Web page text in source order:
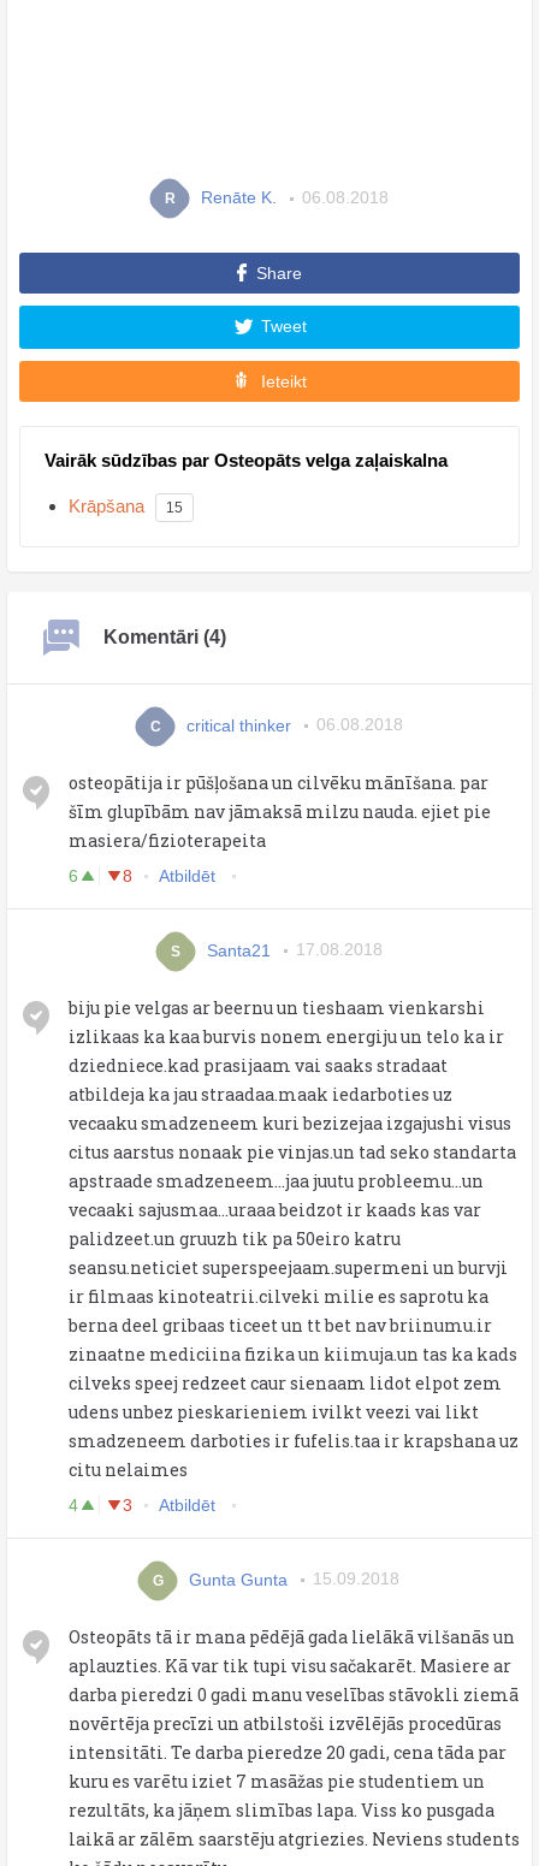
R Renāte K. 06.08.2018
Share
Tweet
Ieteikt
Vairāk sūdzības par Osteopāts velga zaļaiskalna
Krāpšana 15
Komentāri (4)
C critical thinker 06.08.2018
osteopātija ir pūšļošana un cilvēku mānīšana. par
šīm glupībām nav jāmaksā milzu nauda. ejiet pie
masiera/fizioterapeita
6 8 Atbildēt
S Santa21 17.08.2018
biju pie velgas ar beernu un tieshaam vienkarshi
izlikaas ka kaa burvis nonem energiju un telo ka ir
dziedniece.kad prasijaam vai saaks stradaat
atbildeja ka jau straadaa.maak iedarboties uz
vecaaku smadzeneem kuri bezizejaa izgajushi visus
citus aarstus nonaak pie vinjas.un tad seko standarta
apstraade smadzeneem...jaa juutu probleemu...un
vecaaki sajusmaa...uraaa beidzot ir kaads kas var
palidzeet.un gruuzh tik pa 50eiro katru
seansu.neticiet superspeejaam.supermeni un burvji
ir filmaas kinoteatrii.cilveki milie es saprotu ka
berna deel gribaas ticeet un tt bet nav briinumu.ir
zinaatne mediciina fizika un kiimuja.un tas ka kads
cilveks speej redzeet caur sienaam lidot elpot zem
udens unbez pieskarieniem ivilkt veezi vai likt
smadzeneem darboties ir fufelis.taa ir krapshana uz
citu nelaimes
4 3 Atbildēt
G Gunta Gunta 15.09.2018
Osteopāts tā ir mana pēdējā gada lielākā vilšanās un
aplauzties. Kā var tik tupi visu sačakarēt. Masiere ar
darba pieredzi 0 gadi manu veselības stāvokli ziemā
novērtēja precīzi un atbilstoši izvēlējās procedūras
intensitāti. Te darba pieredze 20 gadi, cena tāda par
kuru es varētu iziet 7 masāžas pie studentiem un
rezultāts, ka jāņem slimības lapa. Viss ko pusgada
laikā ar zālēm saarstēju atgriezies. Neviens students